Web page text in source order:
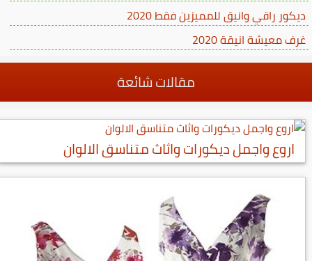
ديكور راقي وانيق للمميزين فقط 2020
غرف معيشة انيقة 2020
مقالات شائعة
اروع واجمل ديكورات واثاث متناسق الالوان